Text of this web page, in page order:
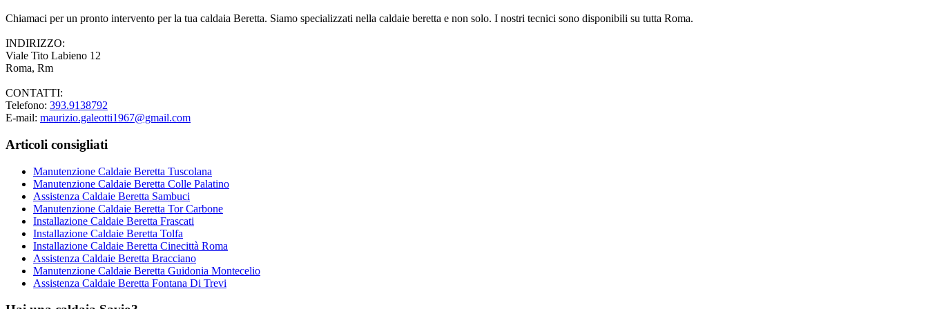
Chiamaci per un pronto intervento per la tua caldaia Beretta. Siamo specializzati nella caldaie beretta e non solo. I nostri tecnici sono disponibili su tutta Roma.
INDIRIZZO:
Viale Tito Labieno 12
Roma, Rm
CONTATTI:
Telefono: 393.9138792
E-mail: maurizio.galeotti1967@gmail.com
Articoli consigliati
Manutenzione Caldaie Beretta Tuscolana
Manutenzione Caldaie Beretta Colle Palatino
Assistenza Caldaie Beretta Sambuci
Manutenzione Caldaie Beretta Tor Carbone
Installazione Caldaie Beretta Frascati
Installazione Caldaie Beretta Tolfa
Installazione Caldaie Beretta Cinecittà Roma
Assistenza Caldaie Beretta Bracciano
Manutenzione Caldaie Beretta Guidonia Montecelio
Assistenza Caldaie Beretta Fontana Di Trevi